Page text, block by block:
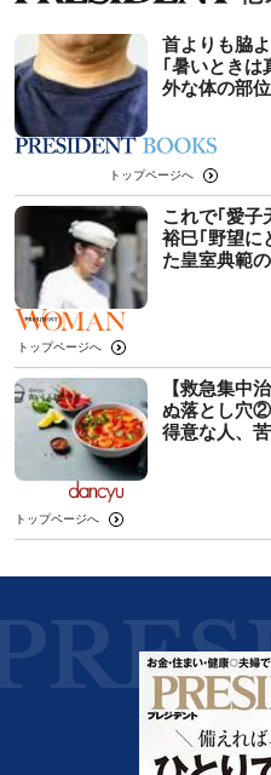
首よりも脇
｢暑いときは
外な体の部位
トップページへ
これで｢愛子
裕巳｢野望に
た皇室典範
トップページへ
【救急集中
ぬ落とし穴②
得意な人、
トップページへ